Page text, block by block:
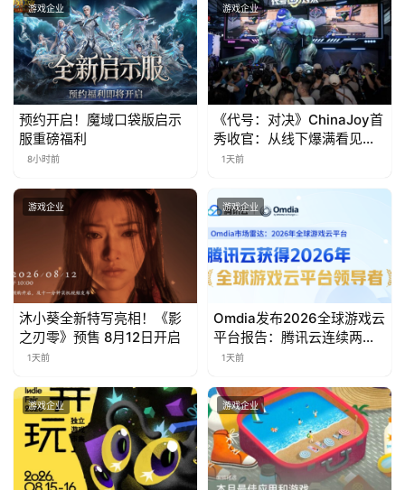
接
会
上
海
站
中
国
)
游戏企业
预约开启！魔域口袋版启示
服重磅福利
8小时前
游戏企业
《代号：对决》ChinaJoy首
秀收官：从线下爆满看见玩
家的真实期待
1天前
游戏企业
沐小葵全新特写亮相！《影
之刃零》预售 8月12日开启
1天前
游戏企业
Omdia发布2026全球游戏云
平台报告：腾讯云连续两年
入选“领导者”象限
1天前
游戏企业 游戏企业